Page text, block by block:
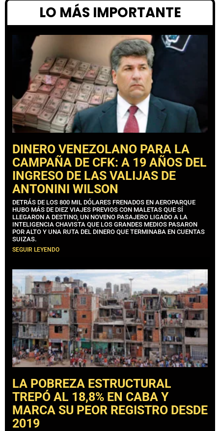
LO MÁS IMPORTANTE
DINERO VENEZOLANO PARA LA
CAMPAÑA DE CFK: A 19 AÑOS DEL
INGRESO DE LAS VALIJAS DE
ANTONINI WILSON
DETRÁS DE LOS 800 MIL DÓLARES FRENADOS EN AEROPARQUE
HUBO MÁS DE DIEZ VIAJES PREVIOS CON MALETAS QUE SÍ
LLEGARON A DESTINO, UN NOVENO PASAJERO LIGADO A LA
INTELIGENCIA CHAVISTA QUE LOS GRANDES MEDIOS PASARON
POR ALTO Y UNA RUTA DEL DINERO QUE TERMINABA EN CUENTAS
SUIZAS.
SEGUIR LEYENDO
LA POBREZA ESTRUCTURAL
TREPÓ AL 18,8% EN CABA Y
MARCA SU PEOR REGISTRO DESDE
2019